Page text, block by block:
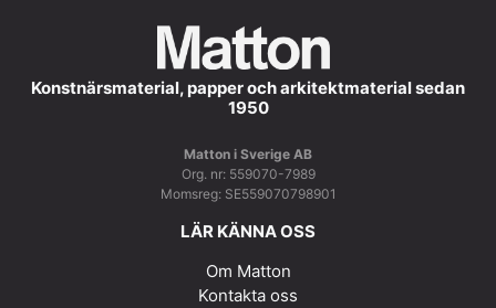
Konstnärsmaterial, papper och arkitektmaterial sedan
1950
Matton i Sverige AB
Org. nr: 559070-7989
Momsreg: SE559070798901
LÄR KÄNNA OSS
Om Matton
Kontakta oss